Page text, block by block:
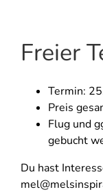
Freier
Termin:
Preis
Flug und
gebucht
Du hast